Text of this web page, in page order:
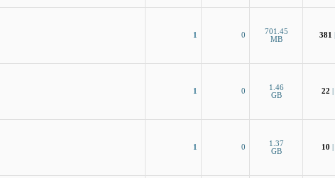
1 0
701.45
MB
381
1 0
1.46
GB
22
1 0
1.37
GB
10